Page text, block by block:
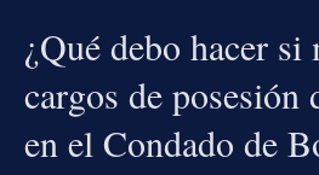
¿Qué debo hacer si
cargos de posesión
en el Condado de